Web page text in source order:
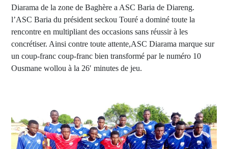
Diarama de la zone de Baghère a ASC Baria de Diareng.
l’ASC Baria du président seckou Touré a dominé toute la
rencontre en multipliant des occasions sans réussir à les
concrétiser. Ainsi contre toute attente,ASC Diarama marque sur
un coup-franc coup-franc bien transformé par le numéro 10
Ousmane wollou à la 26′ minutes de jeu.